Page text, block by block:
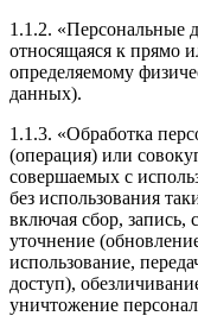
1.1.2. «Персональные
относящаяся к прямо
определяемому
данных).
1.1.3. «Обработка
(операция) или
совершаемых с
без использования
включая сбор, запись,
уточнение
использование,
доступ),
уничтожение